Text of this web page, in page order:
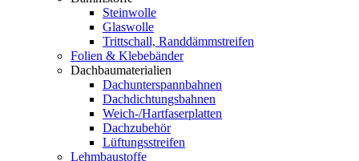
Steinwolle
Glaswolle
Trittschall, Randdämmstreifen
Folien & Klebebänder
Dachbaumaterialien
Dachunterspannbahnen
Dachdichtungsbahnen
Weich-/Hartfaserplatten
Dachzubehör
Lüftungsstreifen
Lehmbaustoffe